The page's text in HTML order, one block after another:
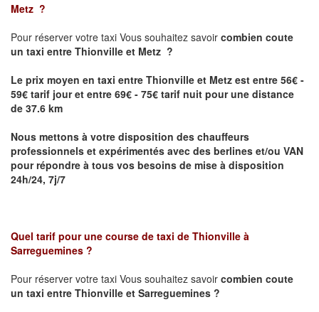
Metz ?
Pour réserver votre taxi Vous souhaitez savoir combien coute
un taxi entre Thionville et Metz ?
Le prix moyen en taxi entre Thionville et Metz est entre 56€ -
59€ tarif jour et entre 69€ - 75€ tarif nuit pour une distance
de 37.6 km
Nous mettons à votre disposition des chauffeurs
professionnels et expérimentés avec des berlines et/ou VAN
pour répondre à tous vos besoins de mise à disposition
24h/24, 7j/7
Quel tarif pour une course de taxi de Thionville à
Sarreguemines ?
Pour réserver votre taxi Vous souhaitez savoir combien coute
un taxi entre Thionville et Sarreguemines ?